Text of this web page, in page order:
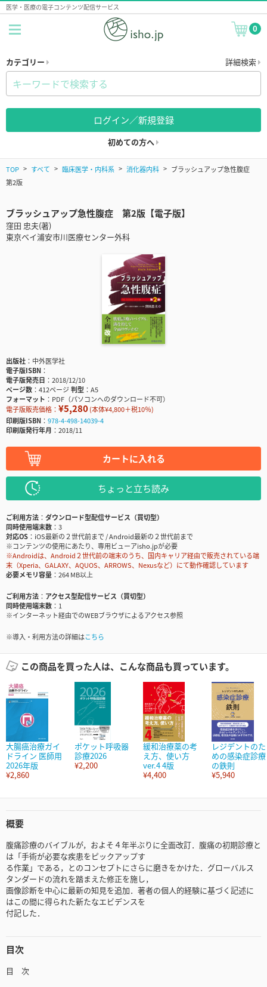
医学・医療の電子コンテンツ配信サービス
0
カテゴリー 詳細検索
ログイン／新規登録
初めての方へ
TOP すべて 臨床医学・内科系 消化器内科
ブラッシュアップ急性腹症
第2版
ブラッシュアップ急性腹症 第2版【電子版】
窪田 忠夫(著)
東京ベイ浦安市川医療センター外科
出版社
中外医学社
電子版ISBN
電子版発売日
2018/12/10
ページ数
412ページ判型
A5
フォーマット
PDF（パソコンへのダウンロード不可）
電子版販売価格： ¥5,280(本体¥4,800＋税10％)
印刷版ISBN
978-4-498-14039-4
印刷版発行年月
2018/11
カートに入れる
ちょっと立ち読み
ご利用方法
ダウンロード型配信サービス（買切型）
同時使用端末数
3
対応OS
iOS最新の２世代前まで / Android最新の２世代前まで
※コンテンツの使用にあたり、専用ビューアisho.jpが必要
※Androidは、Android２世代前の端末のうち、国内キャリア経由で販売されている端
末（Xperia、GALAXY、AQUOS、ARROWS、Nexusなど）にて動作確認しています
必要メモリ容量
264 MB以上
ご利用方法
アクセス型配信サービス（買切型）
同時使用端末数
1
※インターネット経由でのWEBブラウザによるアクセス参照
※導入・利用方法の詳細はこちら
この商品を買った人は、こんな商品も買っています。
大腸癌治療ガイ
ドライン 医師用
2026年版
¥2,860
ポケット呼吸器
診療2026
¥2,200
緩和治療薬の考
え方、使い方
ver.4 4版
¥4,400
レジデントのた
めの感染症診療
の鉄則
¥5,940
概要
腹痛診療のバイブルが，およそ４年半ぶりに全面改訂．腹痛の初期診療と
は「手術が必要な疾患をピックアップす
る作業」である，とのコンセプトにさらに磨きをかけた．グローバルス
タンダードの流れを踏まえた修正を施し，
画像診断を中心に最新の知見を追加．著者の個人的経験に基づく記述に
はこの間に得られた新たなエビデンスを
付記した．
目次
目 次